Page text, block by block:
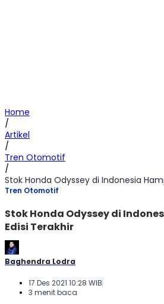
Home
/
Artikel
/
Tren Otomotif
/
Stok Honda Odyssey di Indonesia
Tren Otomotif
Stok Honda Odyssey di
Edisi Terakhir
Baghendra Lodra
17 Des 2021 10:28 WIB
3 menit baca